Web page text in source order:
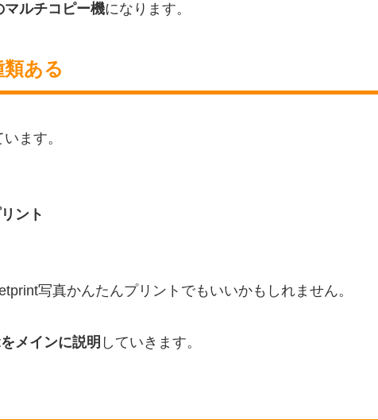
マルチコピー機になります。
ある
ます。
ント
写真かんたんプリントでもいいかもしれません。
メインに説明 していきます。